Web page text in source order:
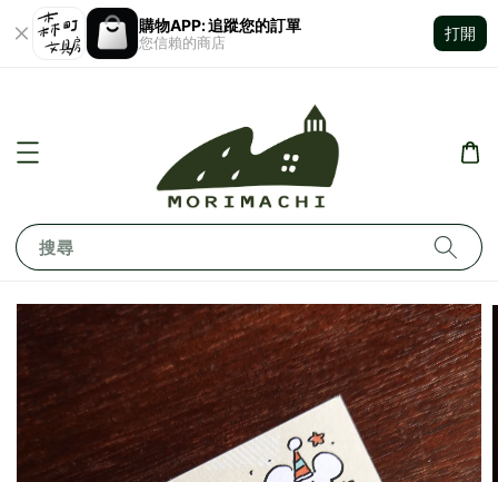
購物APP: 追蹤您的訂單
您信賴的商店
打開
搜尋